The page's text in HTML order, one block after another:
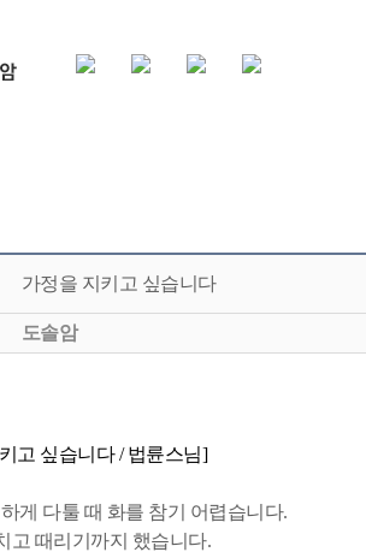
가정을 지키고 싶습니다
도솔암
고 싶습니다 / 법륜스님]
게 다툴 때 화를 참기 어렵습니다.
고 때리기까지 했습니다.